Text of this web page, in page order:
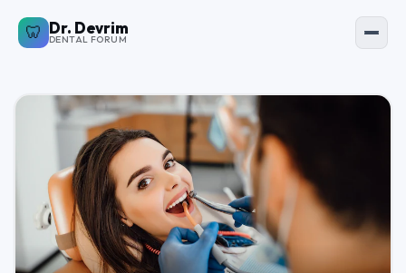
🦷 Dr. Devrim
DENTAL FORUM
🦷 Dr. Devrim Forum
Ana Sayfa
💬 Sorular
📚 Makaleler